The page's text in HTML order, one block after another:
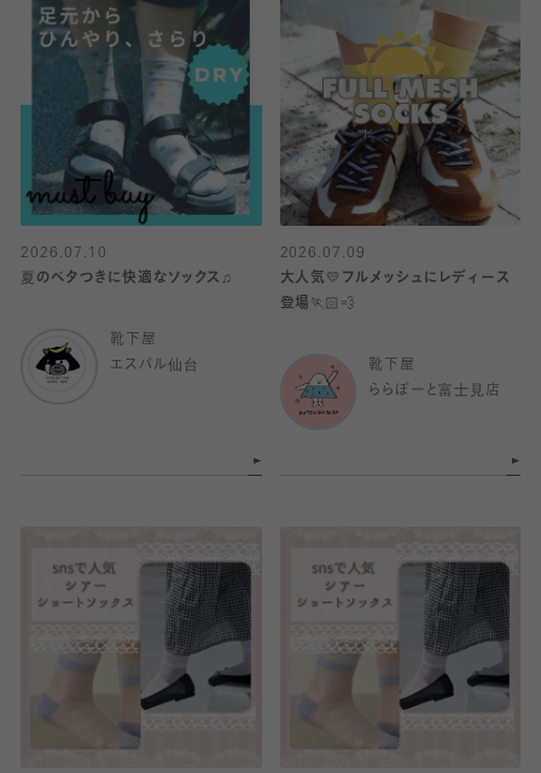
2026.07.10
夏のベタつきに快適なソックス♫
靴下屋
エスパル仙台
2026.07.09
大人気💛フルメッシュにレディース
登場🏃🏻💨
靴下屋
ららぽーと富士見店